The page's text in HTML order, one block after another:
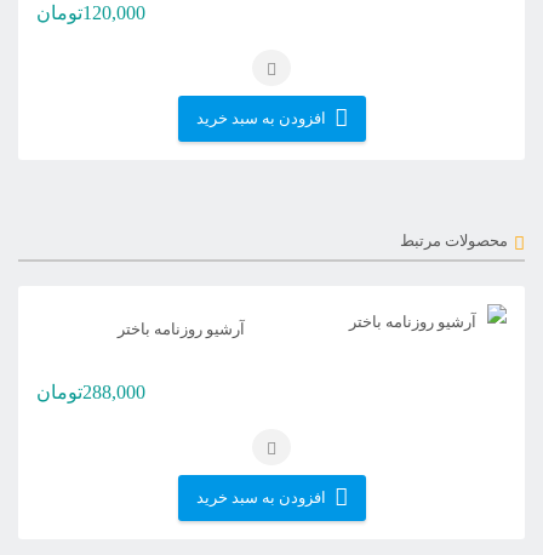
120,000تومان
افزودن به سبد خرید
محصولات مرتبط
آرشیو روزنامه باختر
288,000تومان
افزودن به سبد خرید